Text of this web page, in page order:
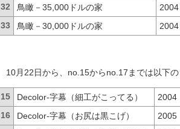
32
鳥瞰－35,000ドルの家 2004
33
鳥瞰－30,000ドルの家 2004
10月22日から、 no.15からno.17 までは以下
15 Decolor-字幕（細工がこってる） 2004
16
Decolor-字幕（お尻は黒こげ） 2005